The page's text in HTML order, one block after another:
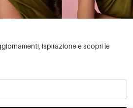
ispirazione e scopri le